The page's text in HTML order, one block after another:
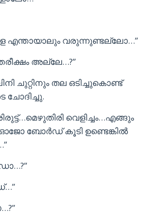
എന്തായാലും വരുന്നുണ്ടല്ലോ…”
അല്ലേ…?”
ചുറ്റിനും തല ഒടിച്ചുകൊണ്ട്
വെളിച്ചം…എങ്ങും
ബോർഡ് കൂടി ഉണ്ടെങ്കിൽ